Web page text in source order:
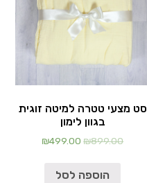
סט מצעי טטרה למיטה זוגית
בגוון לימון
₪899.00
₪499.00
הוספה לסל